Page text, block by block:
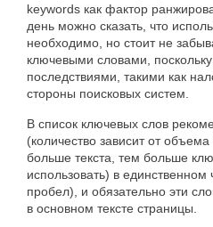
keywords как фактор
день можно сказать, что
необходимо, но стоит не
ключевыми словами,
последствиями, такими как
стороны поисковых систем.
В список ключевых слов
(количество зависит от
больше текста, тем больше
использовать) в
пробел), и обязательно эти
в основном тексте страницы.